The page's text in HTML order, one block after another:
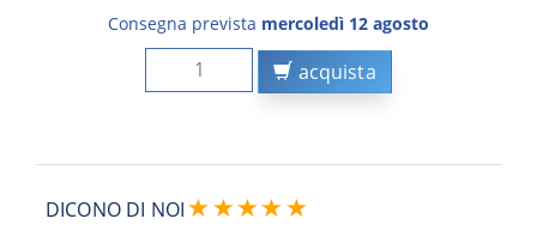
Consegna prevista mercoledì 12 agosto
acquista
DICONO DI NOI